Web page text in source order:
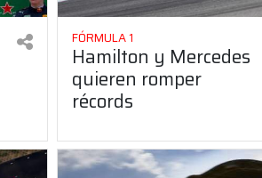
FÓRMULA 1
Hamilton y Mercedes
quieren romper
récords